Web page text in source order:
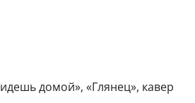
домой», «Глянец», кавер